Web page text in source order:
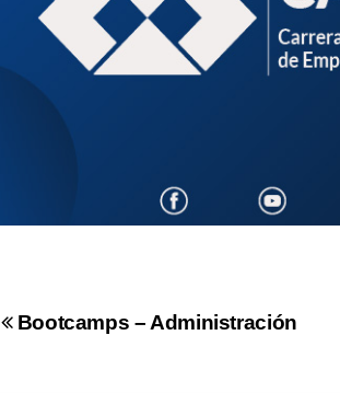
Navegación
Bootcamps – Administración